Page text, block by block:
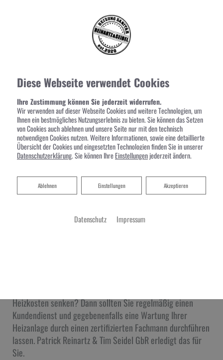
Heizkosten senken? Dann sollten Sie regelmäßig einen
Kundendienst und gegebenenfalls eine Wartung Ihrer
Heizanlage durch einen zertifizierten Fachmann durchführen
lassen. Patrick Reinartz & Tim Seidel GbR erledigt das für
Sie.
Diese Webseite verwendet Cookies
Ihre Zustimmung können Sie jederzeit widerrufen.
Wir verwenden auf dieser Webseite Cookies und weitere Technologien, um
Ihnen ein bestmögliches Nutzungserlebnis zu bieten. Sie können das Setzen
von Cookies auch ablehnen und unsere Seite nur mit den technisch
notwendigen Cookies nutzen. Weitere Informationen, sowie eine detaillierte
Übersicht der Cookies und eingesetzten Technologien finden Sie in unserer
Datenschutzerklärung. Sie können IhreEinstellungenjederzeit ändern.
Akzeptieren
Einstellungen
Ablehnen
Ablehnen
Datenschutz Impressum